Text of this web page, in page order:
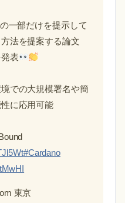
一部だけを提示して
法を提案する論文
発表
での大規模署名や簡
に応用可能
#Cardano
東京